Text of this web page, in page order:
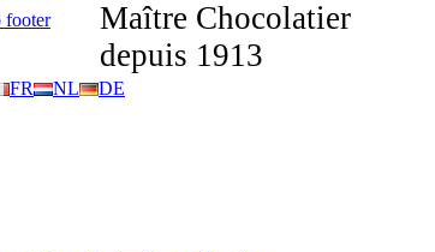
footer
FR NL
DE
Maître Chocolatier
depuis 1913